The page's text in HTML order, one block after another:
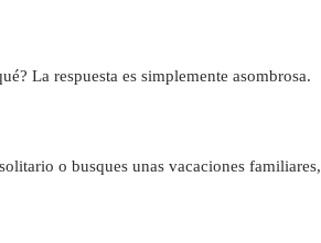
La respuesta es simplemente asombrosa.
o busques unas vacaciones familiares,